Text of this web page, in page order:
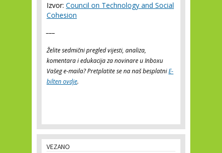
Izvor: Council on Technology and Social
Cohesion
Želite sedmični pregled vijesti, analiza,
komentara i edukacija za novinare u Inboxu
Vašeg e-maila? Pretplatite se na naš besplatniE-
bilten ovdje.
VEZANO